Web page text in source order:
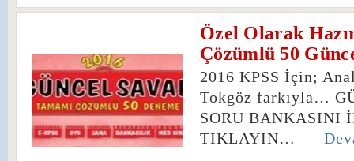
Özel Olarak
Çözümlü 50
2016 KPSS İçin;
Tokgöz farkıyla…
SORU BANKASINI
TIKLAYIN…